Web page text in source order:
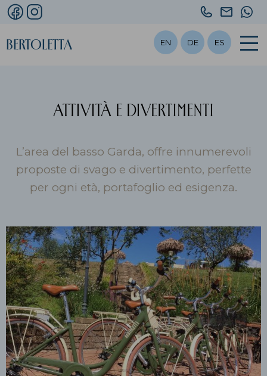
+39
045 349
Bertoletta EN DE ES
Attività e Divertimenti
L’area del basso Garda, offre innumerevoli
proposte di svago e divertimento, perfette
per ogni età, portafoglio ed esigenza.